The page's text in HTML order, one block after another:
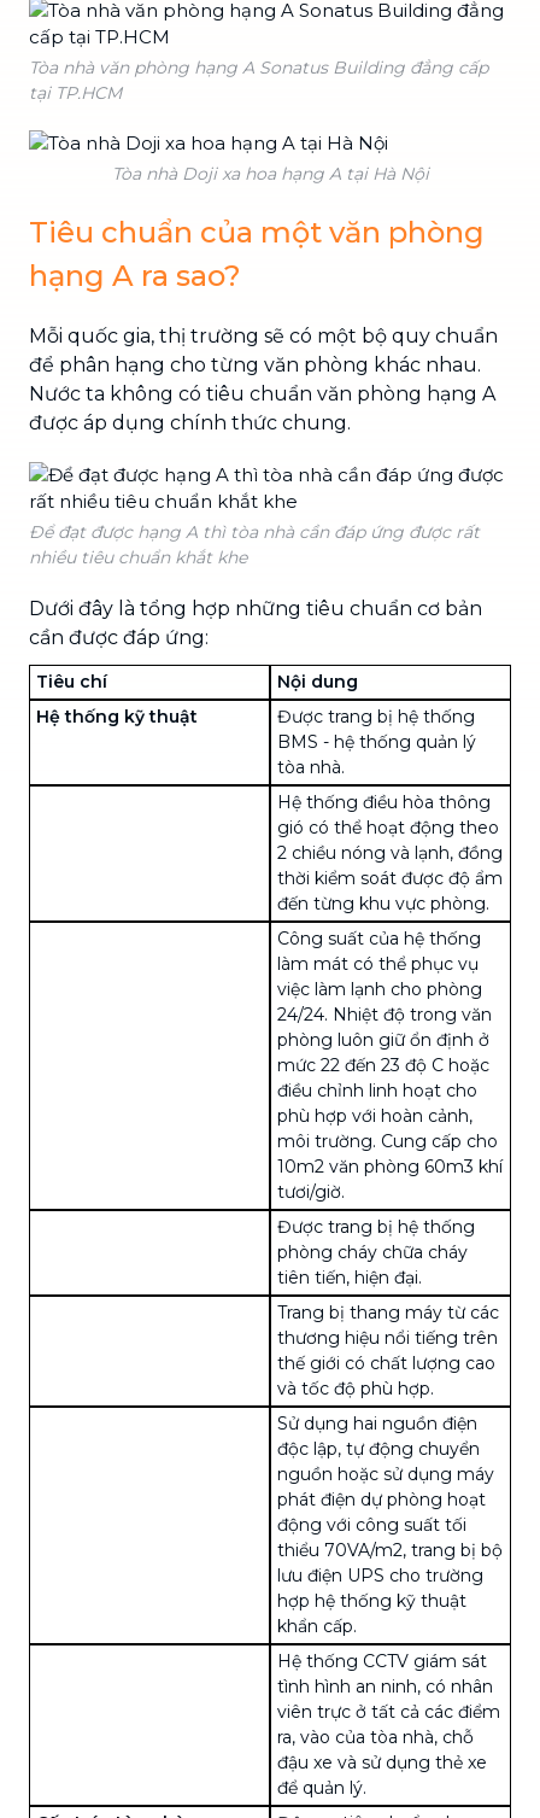
Tòa nhà văn phòng hạng A Sonatus Building đẳng cấp
tại TP.HCM
Tòa nhà Doji xa hoa hạng A tại Hà Nội
Tiêu chuẩn của một văn phòng
hạng A ra sao?
Mỗi quốc gia, thị trường sẽ có một bộ quy chuẩn
để phân hạng cho từng văn phòng khác nhau.
Nước ta không có tiêu chuẩn văn phòng hạng A
được áp dụng chính thức chung.
Để đạt được hạng A thì tòa nhà cần đáp ứng được rất
nhiều tiêu chuẩn khắt khe
Dưới đây là tổng hợp những tiêu chuẩn cơ bản
cần được đáp ứng:
Tiêu chí
Nội dung
Hệ thống kỹ thuật
Được trang bị hệ thống
BMS - hệ thống quản lý
tòa nhà.
Hệ thống điều hòa thông
gió có thể hoạt động theo
2 chiều nóng và lạnh, đồng
thời kiểm soát được độ ẩm
đến từng khu vực phòng.
Công suất của hệ thống
làm mát có thể phục vụ
việc làm lạnh cho phòng
24/24. Nhiệt độ trong văn
phòng luôn giữ ổn định ở
mức 22 đến 23 độ C hoặc
điều chỉnh linh hoạt cho
phù hợp với hoàn cảnh,
môi trường. Cung cấp cho
10m2 văn phòng 60m3 khí
tươi/giờ.
Được trang bị hệ thống
phòng cháy chữa cháy
tiên tiến, hiện đại.
Trang bị thang máy từ các
thương hiệu nổi tiếng trên
thế giới có chất lượng cao
và tốc độ phù hợp.
Sử dụng hai nguồn điện
độc lập, tự động chuyển
nguồn hoặc sử dụng máy
phát điện dự phòng hoạt
động với công suất tối
thiểu 70VA/m2, trang bị bộ
lưu điện UPS cho trường
hợp hệ thống kỹ thuật
khẩn cấp.
Hệ thống CCTV giám sát
tình hình an ninh, có nhân
viên trực ở tất cả các điểm
ra, vào của tòa nhà, chỗ
đậu xe và sử dụng thẻ xe
để quản lý.